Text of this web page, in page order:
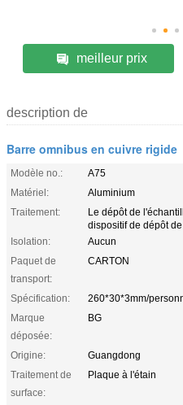
meilleur prix
description de
Barre omnibus en cuivre rigide
Modèle no.:
A75
Matériel:
Aluminium
Traitement:
Le dépôt de
dispositif de dépôt
Isolation:
Aucun
Paquet de
transport:
CARTON
Spécification:
260*30*3mm/
Marque
déposée:
BG
Origine:
Guangdong
Traitement de
surface:
Plaque à l'étain